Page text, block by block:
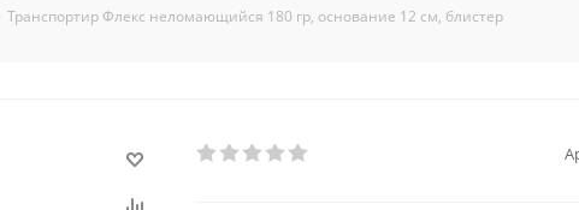
Транспортир Флекс неломающийся 180 гр, основание 12 см, блистер